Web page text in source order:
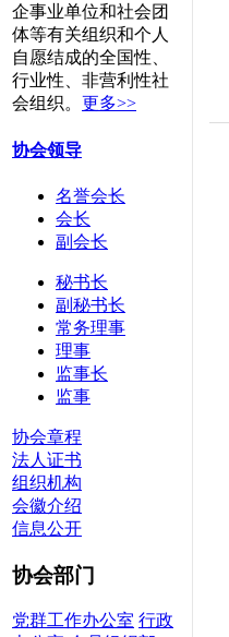
企事业单位和社会团
体等有关组织和个人
自愿结成的全国性、
行业性、非营利性社
会组织。 更多>>
协会领导
名誉会长
会长
副会长
秘书长
副秘书长
常务理事
理事
监事长
监事
协会章程
法人证书
组织机构
会徽介绍
信息公开
协会部门
党群工作办公室 行政